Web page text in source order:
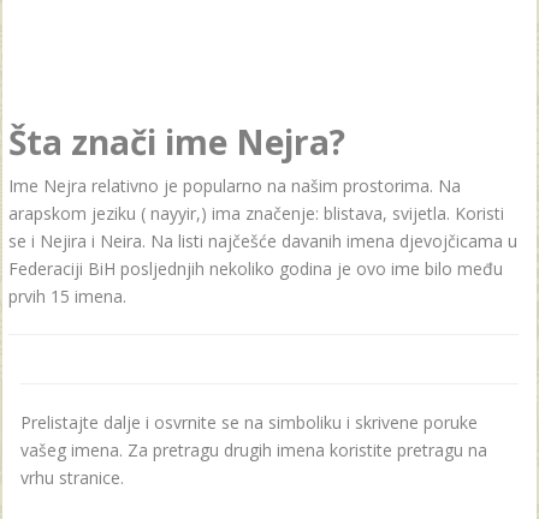
Šta znači ime Nejra?
Ime Nejra relativno je popularno na našim prostorima. Na
arapskom jeziku ( nayyir,) ima značenje: blistava, svijetla. Koristi
se i Nejira i Neira. Na listi najčešće davanih imena djevojčicama u
Federaciji BiH posljednjih nekoliko godina je ovo ime bilo među
prvih 15 imena.
Prelistajte dalje i osvrnite se na simboliku i skrivene poruke
vašeg imena. Za pretragu drugih imena koristite pretragu na
vrhu stranice.